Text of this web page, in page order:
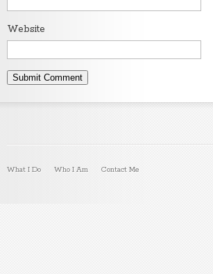
Website
What I Do Who I Am Contact Me